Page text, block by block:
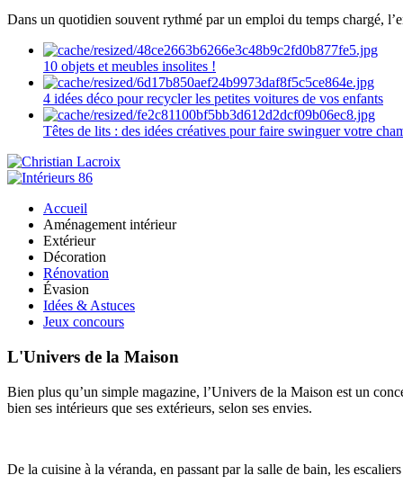
Dans un quotidien souvent rythmé par un emploi du temps chargé,
10 objets et meubles insolites !
4 idées déco pour recycler les petites voitures de vos enfants
Têtes de lits : des idées créatives pour faire swinguer votre
Accueil
Aménagement intérieur
Extérieur
Décoration
Rénovation
Évasion
Idées & Astuces
Jeux concours
L'Univers de la Maison
Bien plus qu’un simple magazine, l’Univers de la Maison est un
bien ses intérieurs que ses extérieurs, selon ses envies.
De la cuisine à la véranda, en passant par la salle de bain, les